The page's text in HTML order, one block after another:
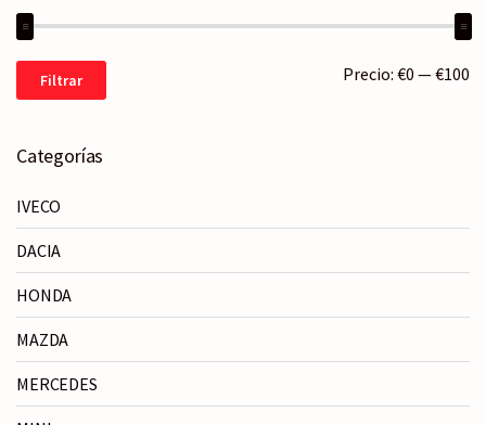
Precio
mínimo
Precio
máximo
Filtrar Precio: €0 —€100
Categorías
IVECO
DACIA
HONDA
MAZDA
MERCEDES